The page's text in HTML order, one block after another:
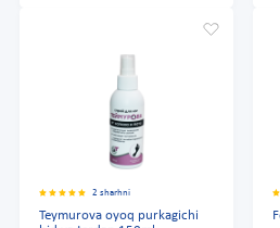
2 sharhni
Teymurova oyoq purkagichi